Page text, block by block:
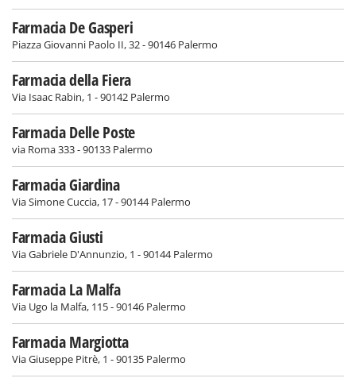
Farmacia De Gasperi
Piazza Giovanni Paolo II, 32 - 90146 Palermo
Farmacia della Fiera
Via Isaac Rabin, 1 - 90142 Palermo
Farmacia Delle Poste
via Roma 333 - 90133 Palermo
Farmacia Giardina
Via Simone Cuccia, 17 - 90144 Palermo
Farmacia Giusti
Via Gabriele D'Annunzio, 1 - 90144 Palermo
Farmacia La Malfa
Via Ugo la Malfa, 115 - 90146 Palermo
Farmacia Margiotta
Via Giuseppe Pitrè, 1 - 90135 Palermo